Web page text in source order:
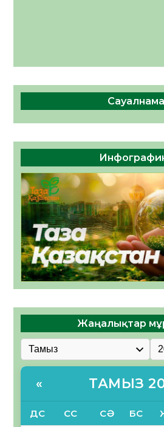
Сауалнама
Жаңалықтар
« ТАМЫЗ
ДС СС СӘ БС